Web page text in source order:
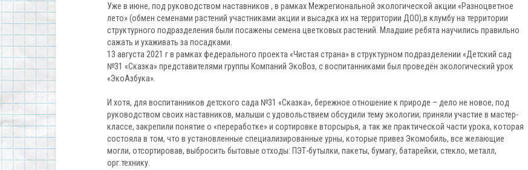
Уже в июне, под руководством наставников , в рамках Межрегиональной экологической акции «Разноцветное
лето» (обмен семенами растений участниками акции и высадка их на территории ДОО),в клумбу на территории
структурного подразделения были посажены семена цветковых растений. Младшие ребята научились правильно
сажать и ухаживать за посадками.
13 августа 2021 г в рамках федерального проекта «Чистая страна» в структурном подразделении «Детский сад
№31 «Сказка» представителями группы Компаний ЭкоВоз, с воспитанниками был проведён экологический урок
«ЭкоАзбука».
И хотя, для воспитанников детского сада №31 «Сказка», бережное отношение к природе – дело не новое, под
руководством своих наставников, малыши с удовольствием обсудили тему экологии; приняли участие в мастер-
классе, закрепили понятие о «переработке» и сортировке вторсырья, а так же практической части урока, которая
состояла в том, что в установленные специализированные урны, которые привез Экомобиль, все желающие
могли, отсортировав, выбросить бытовые отходы: ПЭТ-бутылки, пакеты, бумагу, батарейки, стекло, металл,
орг.технику.